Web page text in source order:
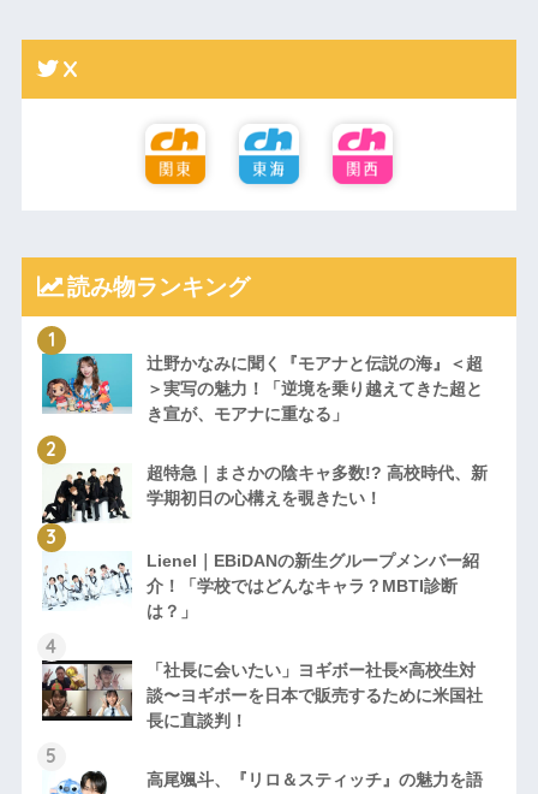
X
読み物ランキング
辻野かなみに聞く『モアナと伝説の海』＜超
＞実写の魅力！「逆境を乗り越えてきた超と
き宣が、モアナに重なる」
超特急｜まさかの陰キャ多数!? 高校時代、新
学期初日の心構えを覗きたい！
Lienel｜EBiDANの新生グループメンバー紹
介！「学校ではどんなキャラ？MBTI診断
は？」
「社長に会いたい」ヨギボー社長×高校生対
談〜ヨギボーを日本で販売するために米国社
長に直談判！
高尾颯斗、『リロ＆スティッチ』の魅力を語